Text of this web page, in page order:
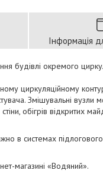
Інформація
будівлі окремого
циркуляційному
Змішувальні вузли
обігрів відкритих
в системах підлогового
магазині «Водяний».